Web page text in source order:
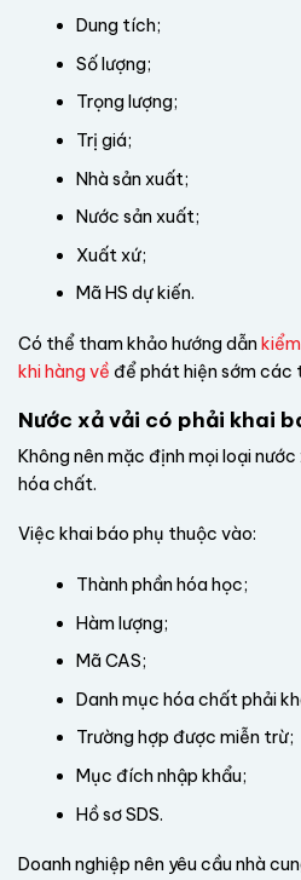
Dung tích;
Số lượng;
Trọng lượng;
Trị giá;
Nhà sản xuất;
Nước sản xuất;
Xuất xứ;
Mã HS dự kiến.
Có thể tham khảo hướng dẫn
khi hàng về để phát hiện sớm các
Nước xả vải có phải khai
Không nên mặc định mọi loại
hóa chất.
Việc khai báo phụ thuộc vào:
Thành phần hóa học;
Hàm lượng;
Mã CAS;
Danh mục hóa chất phải
Trường hợp được miễn trừ;
Mục đích nhập khẩu;
Hồ sơ SDS.
Doanh nghiệp nên yêu cầu nhà